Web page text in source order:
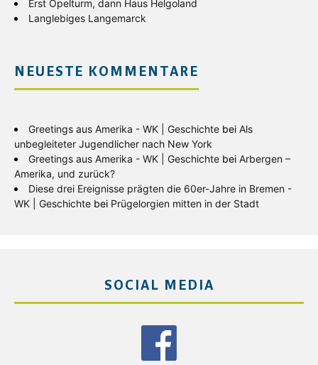
Erst Opelturm, dann Haus Helgoland
Langlebiges Langemarck
NEUESTE KOMMENTARE
Greetings aus Amerika - WK | Geschichte bei Als
unbegleiteter Jugendlicher nach New York
Greetings aus Amerika - WK | Geschichte bei Arbergen –
Amerika, und zurück?
Diese drei Ereignisse prägten die 60er-Jahre in Bremen -
WK | Geschichte bei Prügelorgien mitten in der Stadt
SOCIAL MEDIA